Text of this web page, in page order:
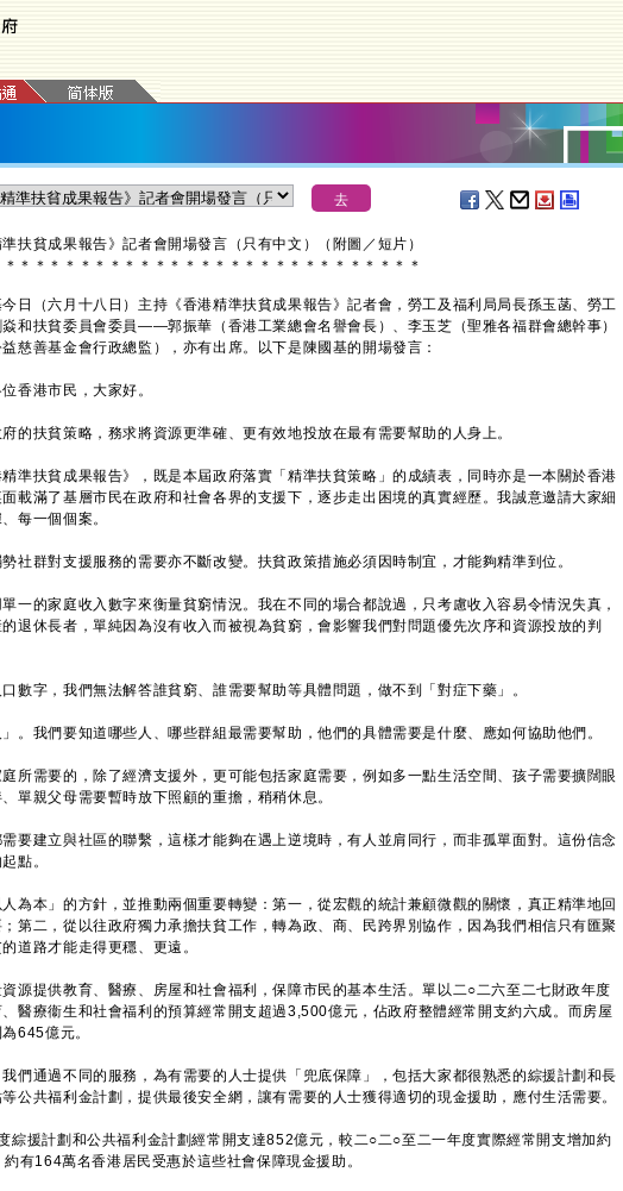
扶貧成果報告》記者會開場發言（只有中文）（附圖／短片）
＊ ＊ ＊ ＊ ＊ ＊ ＊ ＊ ＊ ＊ ＊ ＊ ＊ ＊ ＊ ＊ ＊ ＊ ＊ ＊ ＊ ＊ ＊ ＊ ＊ ＊ ＊ ＊
（六月十八日）主持《香港精準扶貧成果報告》記者會，勞工及福利局局長孫玉菡、勞工
和扶貧委員會委員——郭振華（香港工業總會名譽會長）、李玉芝（聖雅各福群會總幹事）
慈善基金會行政總監），亦有出席。以下是陳國基的開場發言：
港市民，大家好。
扶貧策略，務求將資源更準確、更有效地投放在最有需要幫助的人身上。
扶貧成果報告》，既是本屆政府落實「精準扶貧策略」的成績表，同時亦是一本關於香港
載滿了基層市民在政府和社會各界的支援下，逐步走出困境的真實經歷。我誠意邀請大家細
每一個個案。
群對支援服務的需要亦不斷改變。扶貧政策措施必須因時制宜，才能夠精準到位。
的家庭收入數字來衡量貧窮情況。我在不同的場合都說過，只考慮收入容易令情況失真，
退休長者，單純因為沒有收入而被視為貧窮，會影響我們對問題優先次序和資源投放的判
字，我們無法解答誰貧窮、誰需要幫助等具體問題，做不到「對症下藥」。
我們要知道哪些人、哪些群組最需要幫助，他們的具體需要是什麼、應如何協助他們。
需要的，除了經濟支援外，更可能包括家庭需要，例如多一點生活空間、孩子需要擴闊眼
單親父母需要暫時放下照顧的重擔，稍稍休息。
建立與社區的聯繫，這樣才能夠在遇上逆境時，有人並肩同行，而非孤單面對。這份信念
點。
本」的方針，並推動兩個重要轉變：第一，從宏觀的統計兼顧微觀的關懷，真正精準地回
第二，從以往政府獨力承擔扶貧工作，轉為政、商、民跨界別協作，因為我們相信只有匯聚
道路才能走得更穩、更遠。
提供教育、醫療、房屋和社會福利，保障市民的基本生活。單以二○二六至二七財政年度
醫療衞生和社會福利的預算經常開支超過3,500億元，佔政府整體經常開支約六成。而房屋
645億元。
通過不同的服務，為有需要的人士提供「兜底保障」，包括大家都很熟悉的綜援計劃和長
公共福利金計劃，提供最後安全網，讓有需要的人士獲得適切的現金援助，應付生活需要。
援計劃和公共福利金計劃經常開支達852億元，較二○二○至二一年度實際經常開支增加約
有164萬名香港居民受惠於這些社會保障現金援助。